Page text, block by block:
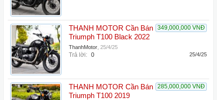
349,000,000 VNĐ
THANH MOTOR Cần Bán
Triumph T100 Black 2022
ThanhMotor 25/4/25
Trả lời: 0 25/4/25
285,000,000 VNĐ
THANH MOTOR Cần Bán
Triumph T100 2019